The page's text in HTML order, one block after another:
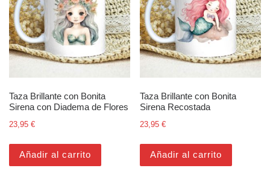
Taza Brillante con Bonita
Sirena con Diadema de Flores
23,95 €
Añadir al carrito
Taza Brillante con Bonita
Sirena Recostada
23,95€
Añadir al carrito